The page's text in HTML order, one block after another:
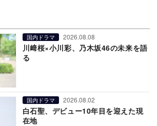
国内ドラマ 2026.08.08
川﨑桜×小川彩、乃木坂46の未来を語
る
国内ドラマ 2026.08.02
白石聖、デビュー10年目を迎えた現
在地